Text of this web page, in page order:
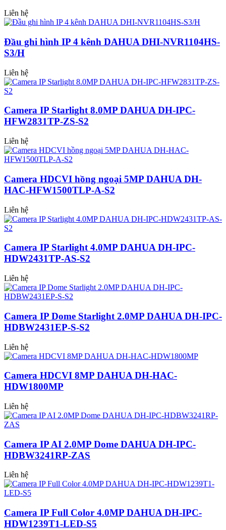
Liên hệ
Đầu ghi hình IP 4 kênh DAHUA DHI-NVR1104HS-
S3/H
Liên hệ
Camera IP Starlight 8.0MP DAHUA DH-IPC-
HFW2831TP-ZS-S2
Liên hệ
Camera HDCVI hồng ngoại 5MP DAHUA DH-
HAC-HFW1500TLP-A-S2
Liên hệ
Camera IP Starlight 4.0MP DAHUA DH-IPC-
HDW2431TP-AS-S2
Liên hệ
Camera IP Dome Starlight 2.0MP DAHUA DH-IPC-
HDBW2431EP-S-S2
Liên hệ
Camera HDCVI 8MP DAHUA DH-HAC-
HDW1800MP
Liên hệ
Camera IP AI 2.0MP Dome DAHUA DH-IPC-
HDBW3241RP-ZAS
Liên hệ
Camera IP Full Color 4.0MP DAHUA DH-IPC-
HDW1239T1-LED-S5